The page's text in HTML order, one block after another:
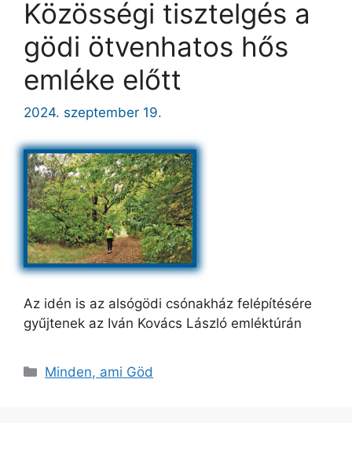
Közösségi tisztelgés a
gödi ötvenhatos hős
emléke előtt
2024. szeptember 19.
Az idén is az alsógödi csónakház felépítésére
gyűjtenek az Iván Kovács László emléktúrán
Kategória
Minden, ami Göd